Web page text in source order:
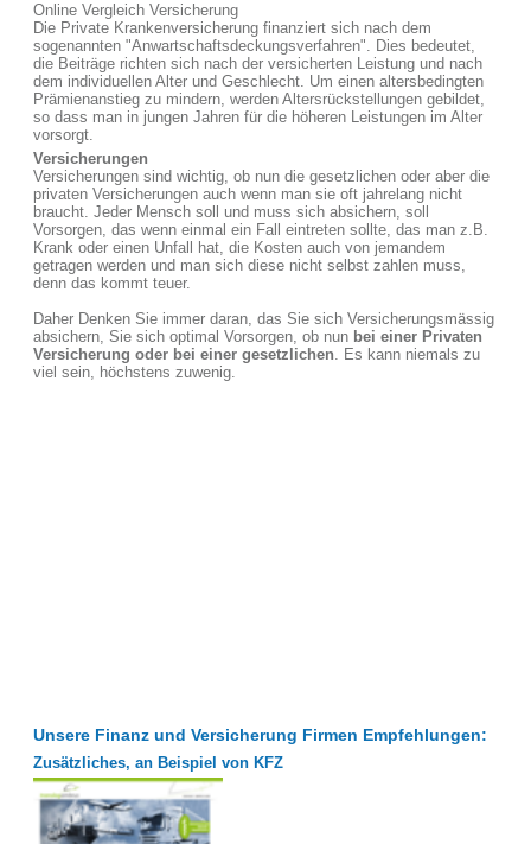
Online Vergleich Versicherung
Die Private Krankenversicherung finanziert sich nach dem
sogenannten "Anwartschaftsdeckungsverfahren". Dies bedeutet,
die Beiträge richten sich nach der versicherten Leistung und nach
dem individuellen Alter und Geschlecht. Um einen altersbedingten
Prämienanstieg zu mindern, werden Altersrückstellungen gebildet,
so dass man in jungen Jahren für die höheren Leistungen im Alter
vorsorgt.
Versicherungen
Versicherungen sind wichtig, ob nun die gesetzlichen oder aber die
privaten Versicherungen auch wenn man sie oft jahrelang nicht
braucht. Jeder Mensch soll und muss sich absichern, soll
Vorsorgen, das wenn einmal ein Fall eintreten sollte, das man z.B.
Krank oder einen Unfall hat, die Kosten auch von jemandem
getragen werden und man sich diese nicht selbst zahlen muss,
denn das kommt teuer.
Daher Denken Sie immer daran, das Sie sich Versicherungsmässig
absichern, Sie sich optimal Vorsorgen, ob nun bei einer Privaten
Versicherung oder bei einer gesetzlichen. Es kann niemals zu
viel sein, höchstens zuwenig.
Unsere Finanz und Versicherung Firmen Empfehlungen:
Zusätzliches, an Beispiel von KFZ